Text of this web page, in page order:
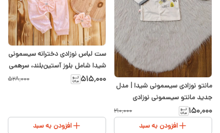
مانتو نوزادی سیسمونی شیدا | مدل
جدید مانتو سیسمونی نوزادی
دخترانه و پسرانه سایز ۱ تا ۳
۱۵۰٬۰۰۰ ۲۱۰٬۰۰۰
افزودن به سبد
ست لباس نوزادی دخترانه سیسمونی
شیدا شامل بلوز آستین‌بلند، سرهمی
و تل | سایز ۱ تا ۳
۵۱۵٬۰۰۰ ۵۲۸٬۰۰۰
افزودن به سبد